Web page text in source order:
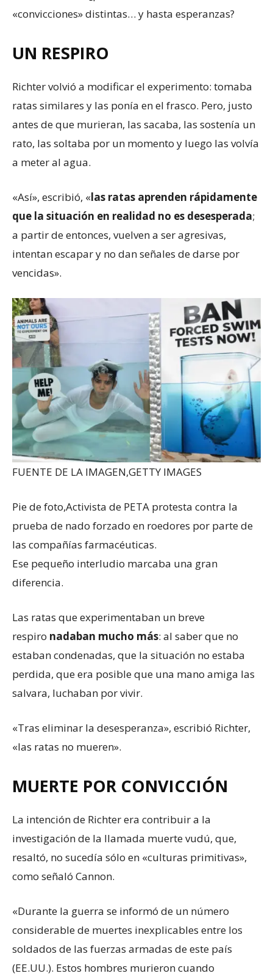
«convicciones» distintas… y hasta esperanzas?
UN RESPIRO
Richter volvió a modificar el experimento: tomaba
ratas similares y las ponía en el frasco. Pero, justo
antes de que murieran, las sacaba, las sostenía un
rato, las soltaba por un momento y luego las volvía
a meter al agua.
«Así», escribió, «las ratas aprenden rápidamente
que la situación en realidad no es desesperada;
a partir de entonces, vuelven a ser agresivas,
intentan escapar y no dan señales de darse por
vencidas».
FUENTE DE LA IMAGEN,GETTY IMAGES
Pie de foto,Activista de PETA protesta contra la
prueba de nado forzado en roedores por parte de
las compañías farmacéuticas.
Ese pequeño interludio marcaba una gran
diferencia.
Las ratas que experimentaban un breve
respiro nadaban mucho más: al saber que no
estaban condenadas, que la situación no estaba
perdida, que era posible que una mano amiga las
salvara, luchaban por vivir.
«Tras eliminar la desesperanza», escribió Richter,
«las ratas no mueren».
MUERTE POR CONVICCIÓN
La intención de Richter era contribuir a la
investigación de la llamada muerte vudú, que,
resaltó, no sucedía sólo en «culturas primitivas»,
como señaló Cannon.
«Durante la guerra se informó de un número
considerable de muertes inexplicables entre los
soldados de las fuerzas armadas de este país
(EE.UU.). Estos hombres murieron cuando